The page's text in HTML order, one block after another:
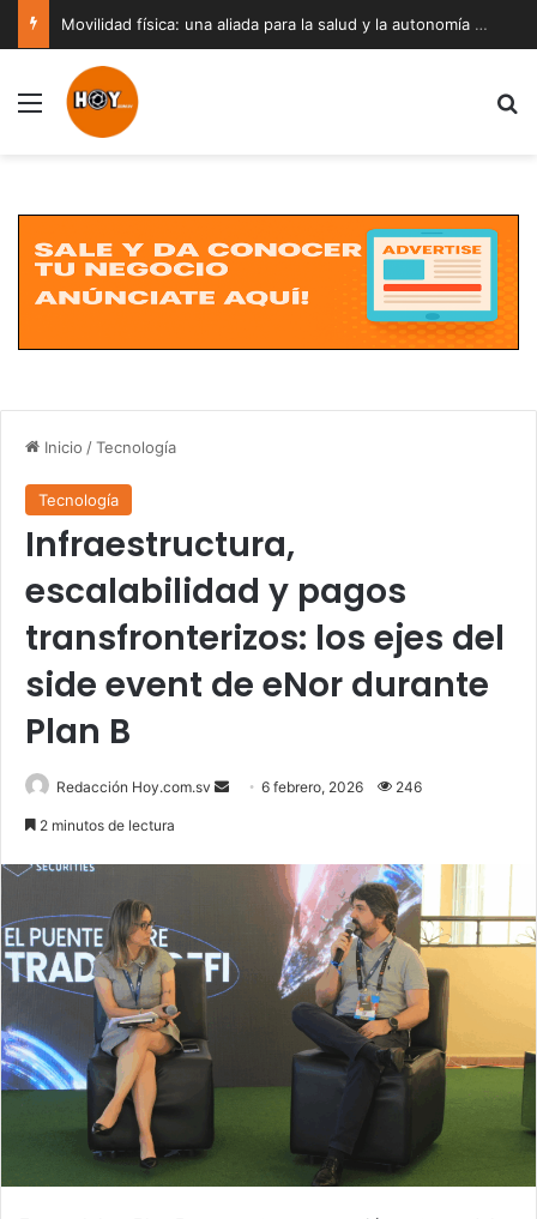
Movilidad física: una aliada para la salud y la autonomía a cualquier edad
Menú
Inicio /Tecnología
Tecnología
Infraestructura,
escalabilidad y pagos
transfronterizos: los ejes del
side event de eNor durante
Plan B
Redacción Hoy.com.sv
Send6 febrero, 2026 246
2 minutos de lectura